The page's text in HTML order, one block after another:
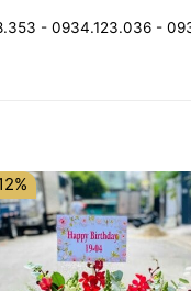
- 0934.123.036 -